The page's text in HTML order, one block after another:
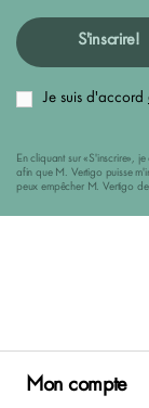
S'inscrire!
Je suis d'accord
En cliquant sur «S'inscrire»,
afin que M. Vertigo puisse
peux empêcher M. Vertigo
Mon compte